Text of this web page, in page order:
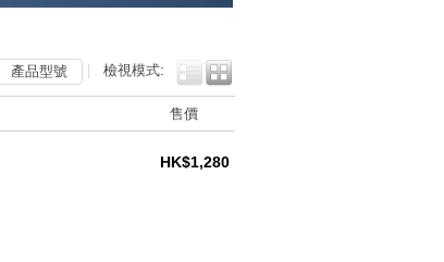
檢視模式:
產品型號
售價
HK$1,280